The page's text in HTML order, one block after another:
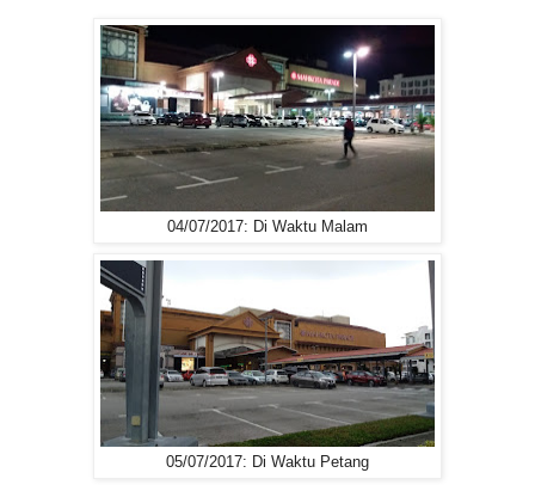
04/07/2017: Di Waktu Malam
05/07/2017: Di Waktu Petang